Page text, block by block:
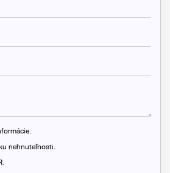
nehnuteľnosti.